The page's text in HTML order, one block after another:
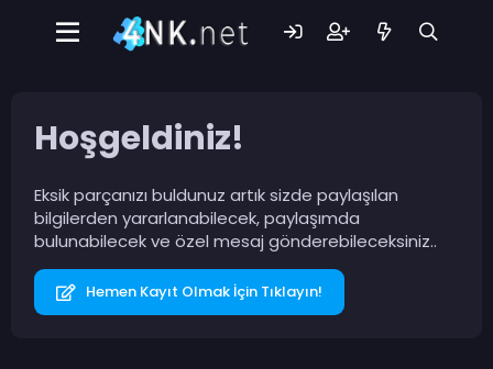
Hoşgeldiniz!
Eksik parçanızı buldunuz artık sizde paylaşılan
bilgilerden yararlanabilecek, paylaşımda
bulunabilecek ve özel mesaj gönderebileceksiniz..
Hemen Kayıt Olmak İçin Tıklayın!